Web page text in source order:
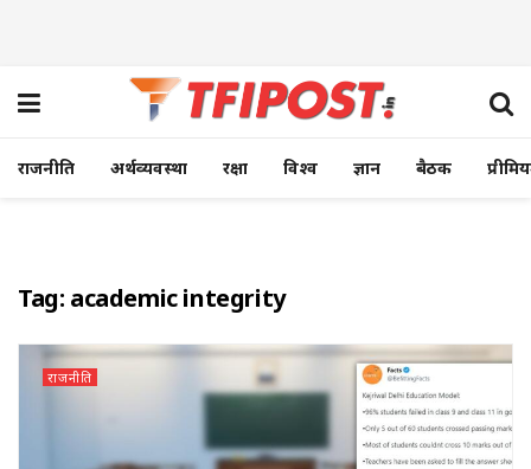
राजनीति अर्थव्यवस्था रक्षा विश्व ज्ञान बैठक
Tag: academic integrity
राजनीति